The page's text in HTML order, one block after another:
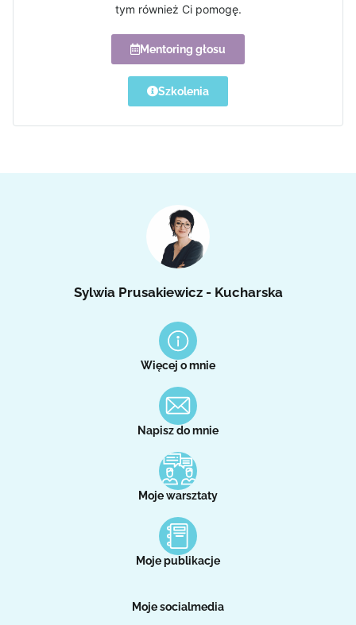
tym również Ci pomogę.
Mentoring głosu
Szkolenia
Sylwia Prusakiewicz - Kucharska
Więcej o mnie
Napisz do mnie
Moje warsztaty
Moje publikacje
Moje socialmedia